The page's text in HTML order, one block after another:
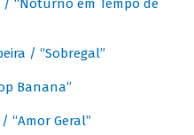
/ “Noturno em Tempo de
/ “Sobregal”
Banana”
“Amor Geral”